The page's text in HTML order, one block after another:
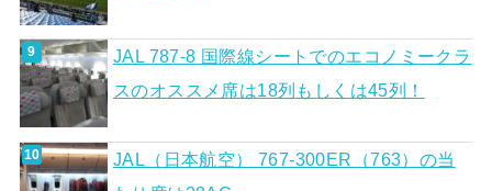
JAL 787-8 国際線シートでのエコノミークラ
スのオススメ席は18列もしくは45列！
JAL（日本航空） 767-300ER（763）の当